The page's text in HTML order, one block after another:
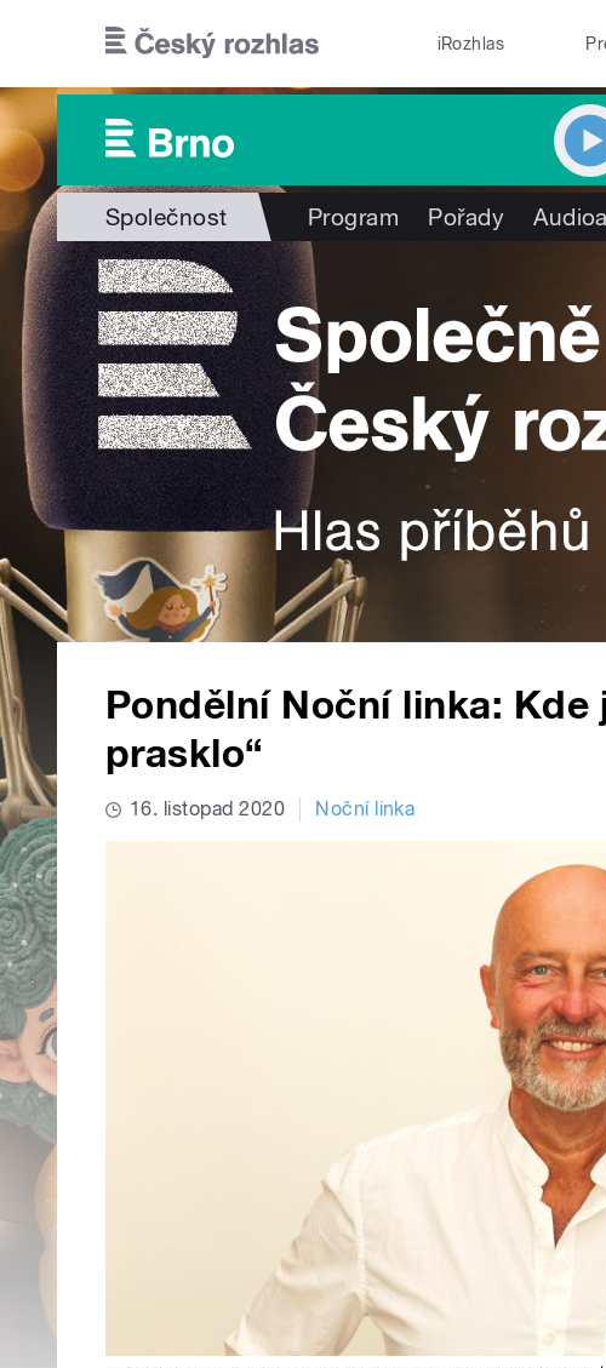
iRozhlas
Společnost Program Pořady
Pondělní Noční linka: Kde
prasklo“
16. listopad 2020 Noční linka